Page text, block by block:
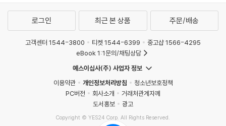
로그인 최근 본 상품 주문/배송
고객센터 1544-3800 티켓 1544-6399
중고샵 1566-4295
eBook 1:1문의/채팅상담
예스이십사(주) 사업자 정보
이용약관
개인정보처리방침
청소년보호정책
PC버전
회사소개
거래처관계자께
도서홍보
광고
Copyright © YES24 Corp. All Rights Reserved.